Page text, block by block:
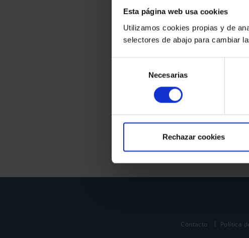
Esta página web usa cookies
Utilizamos cookies propias y de
selectores de abajo para cambiar
consentimiento
Necesarias
Rechazar cookies
Contacto Política